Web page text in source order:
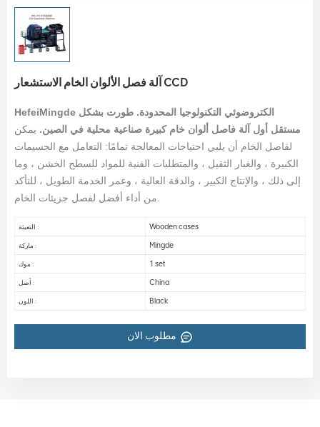
آلة فصل الألوان الخام الاستشعار CCD
HefeiMingde الكتروضوئي التكنولوجيا المحدودة. طورت بشكل
مستقل أول آلة فاصل ألوان خام كبيرة صناعية محلية في الصين. يمكن
لفاصل الخام أن يلبي احتياجات المعالجة تمامًا: التعامل مع الجسيمات
الكبيرة ، والغبار الثقيل ، والمتطلبات الفنية للمواد للسطح الخشن ، وما
إلى ذلك ، والإنتاج الكبير ، والدقة العالية ، وعمر الخدمة الطويل ، للتأكد
من أداء أفضل لفصل جزيئات الخام.
التعبئة : Wooden cases
ماركة : Mingde
موك : 1 set
أصل : China
اللون : Black